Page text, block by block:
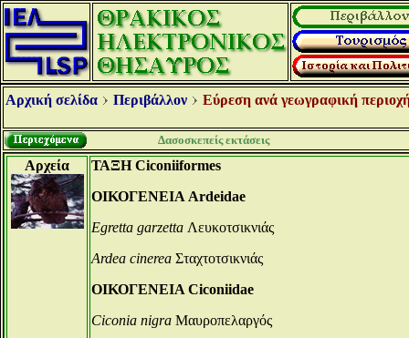
Αρχική σελίδα Περιβάλλον Εύρεση ανά γεωγραφική
Δασοσκεπείς εκτάσεις
Αρχεία
ΤΑΞΗ Ciconiiformes
ΟΙΚΟΓΕΝΕΙΑ Ardeidae
Egretta garzetta Λευκοτσικνιάς
Ardea cinerea Σταχτοτσικνιάς
ΟΙΚΟΓΕΝΕΙΑ Ciconiidae
Ciconia nigra Μαυροπελαργός